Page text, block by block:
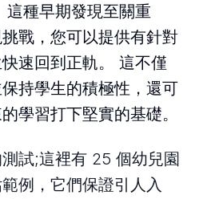
這種早期發現至關重
戰，您可以提供有針對
速回到正軌。 這不僅
持學生的積極性，還可
學習打下堅實的基礎。
試;這裡有 25 個幼兒園
例，它們保證引人入